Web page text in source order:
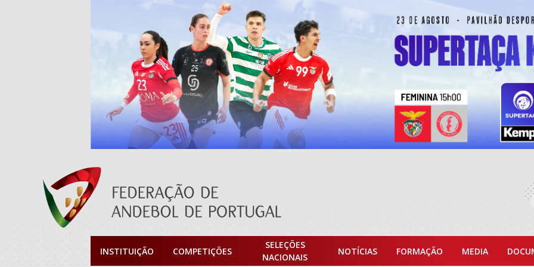
INSTITUIÇÃO COMPETIÇÕES
SELEÇÕES
NACIONAIS
NOTÍCIAS FORMAÇÃO MEDIA